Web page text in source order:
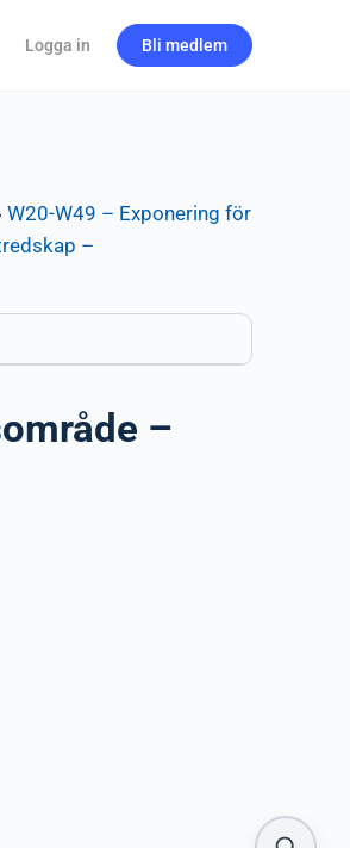
Logga in Bli medlem
W20-W49 – Exponering för
–
–